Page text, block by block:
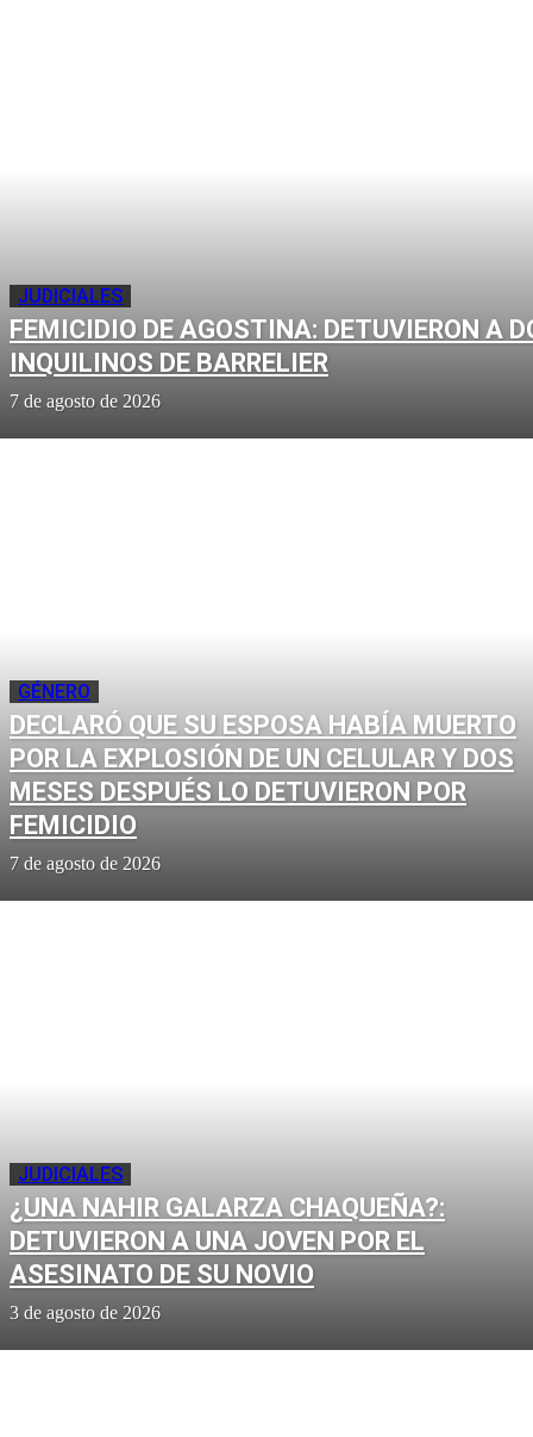
JUDICIALES
FEMICIDIO DE AGOSTINA: DETUVIERON A
INQUILINOS DE BARRELIER
7 de agosto de 2026
GÉNERO
DECLARÓ QUE SU ESPOSA HABÍA MUERTO
POR LA EXPLOSIÓN DE UN CELULAR Y DOS
MESES DESPUÉS LO DETUVIERON POR
FEMICIDIO
7 de agosto de 2026
JUDICIALES
¿UNA NAHIR GALARZA CHAQUEÑA?:
DETUVIERON A UNA JOVEN POR EL
ASESINATO DE SU NOVIO
3 de agosto de 2026